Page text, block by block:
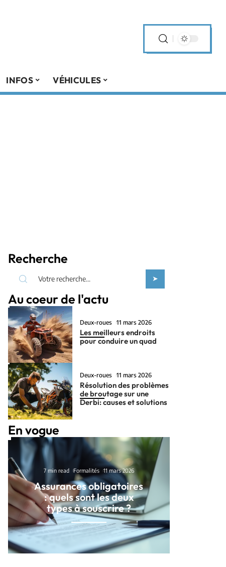
INFOS VÉHICULES
Recherche
Au coeur de l'actu
Deux-roues 11 mars 2026
Les meilleurs endroits
pour conduire un quad
Deux-roues 11 mars 2026
Résolution des problèmes
de broutage sur une
Derbi: causes et solutions
En vogue
7 min read Formalités 11 mars 2026
Assurances obligatoires
: quels sont les deux
types à souscrire ?